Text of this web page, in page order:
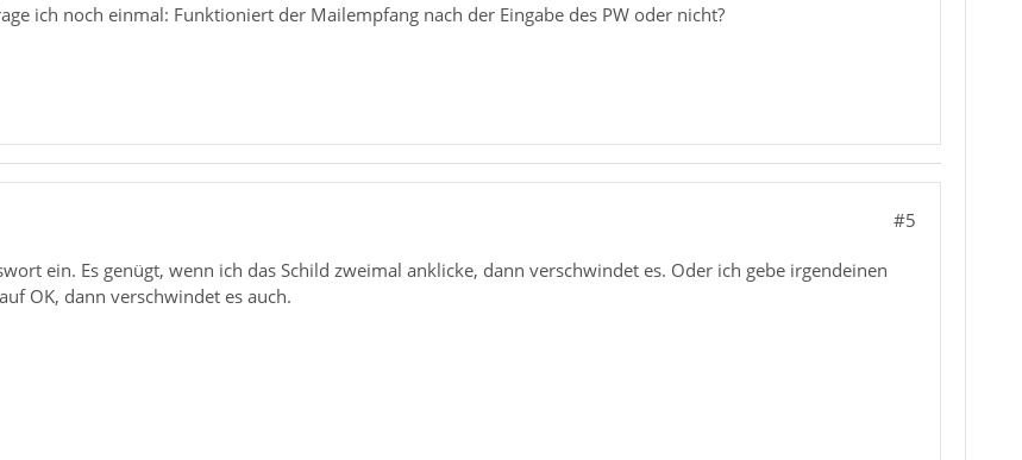
ich noch einmal: Funktioniert der Mailempfang nach der Eingabe des PW oder nicht?
#5
ein. Es genügt, wenn ich das Schild zweimal anklicke, dann verschwindet es. Oder ich gebe irgendeinen
OK, dann verschwindet es auch.